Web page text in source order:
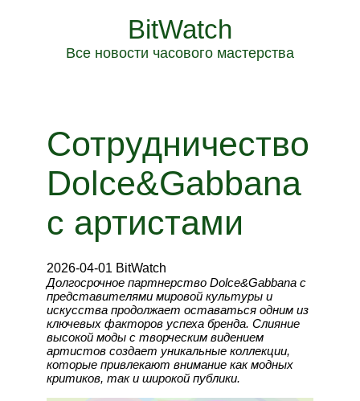
BitWatch
Все новости часового мастерства
Сотрудничество
Dolce&Gabbana
с артистами
2026-04-01 BitWatch
Долгосрочное партнерство Dolce&Gabbana с
представителями мировой культуры и
искусства продолжает оставаться одним из
ключевых факторов успеха бренда. Слияние
высокой моды с творческим видением
артистов создает уникальные коллекции,
которые привлекают внимание как модных
критиков, так и широкой публики.